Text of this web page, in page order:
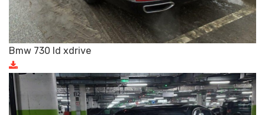
Bmw 730 ld xdrive